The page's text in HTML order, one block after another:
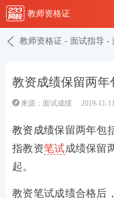
教师资格证
教师资格证 - 面试指导 -
教资成绩保留两年
来源： 面试成绩 2019-11-
教资成绩保留两年包
指教资笔试成绩保留
起。
教资笔试成绩合格后